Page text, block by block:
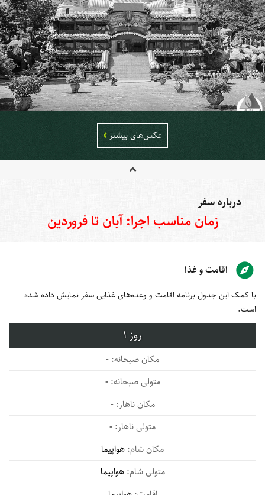
عکس‌های بیشتر
درباره سفر
زمان مناسب اجرا: آبان تا فروردین
اقامت و غذا
با کمک این جدول برنامه اقامت و وعده‌های غذایی سفر نمایش داده شده
است.
1
-
-
-
-
هواپیما
هواپیما